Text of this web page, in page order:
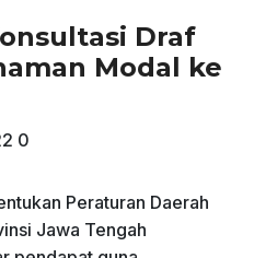
Draf
Modal ke
0
Peraturan Daerah
Jawa Tengah